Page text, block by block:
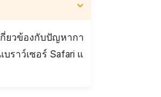
ยวข้องกับปัญหากา
ราว์เซอร์ Safari แ